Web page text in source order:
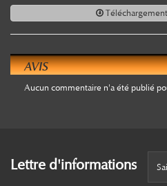
AVIS
Aucun commentaire n'a été publié
Lettre d'informations